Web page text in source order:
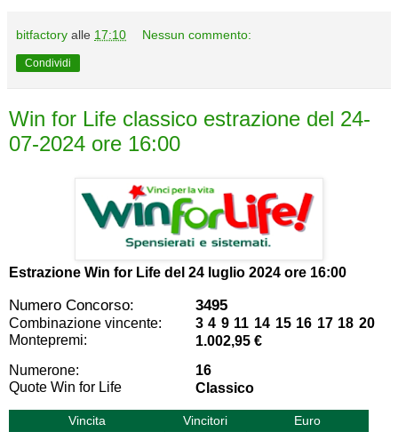
bitfactory alle 17:10 Nessun commento:
Condividi
Win for Life classico estrazione del 24-
07-2024 ore 16:00
Estrazione Win for Life del 24 luglio 2024 ore 16:00
Numero Concorso: 3495
Combinazione vincente:
3 4 9 11 14 15 16 17 18 20
Montepremi:
1.002,95 €
Numerone:
16
Quote Win for Life
Classico
Vincita Vincitori
Euro